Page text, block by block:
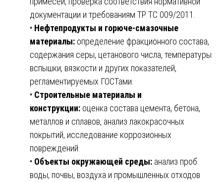
документации и требованиям ТР ТС 009/2011.
• Нефтепродукты и горюче-смазочные
материалы: определение фракционного состава,
содержания серы, цетанового числа, температуры
вспышки, вязкости и других показателей,
регламентируемых ГОСТами.
• Строительные материалы и
конструкции: оценка состава цемента, бетона,
металлов и сплавов, анализ лакокрасочных
покрытий, исследование коррозионных
повреждений.
• Объекты окружающей среды: анализ проб
воды, почвы, воздуха и промышленных отходов